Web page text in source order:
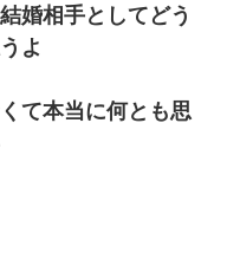
婚相手としてどう
よ
て本当に何とも思